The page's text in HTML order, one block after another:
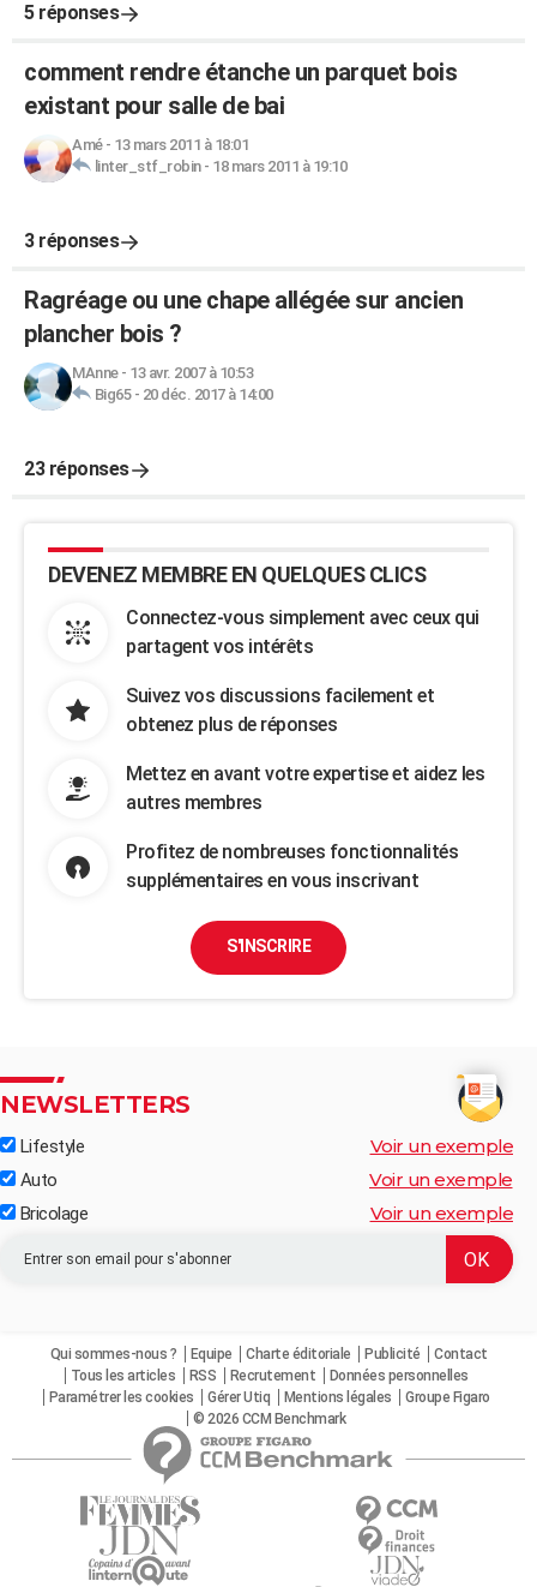
5 réponses
comment rendre étanche un parquet bois
existant pour salle de bai
Amé- 13 mars 2011 à 18:01
linter_stf_robin- 18 mars 2011 à 19:10
3 réponses
Ragréage ou une chape allégée sur ancien
plancher bois ?
MAnne- 13 avr. 2007 à 10:53
Big65- 20 déc. 2017 à 14:00
23 réponses
DEVENEZ MEMBRE EN QUELQUES CLICS
Connectez-vous simplement avec ceux qui
partagent vos intérêts
Suivez vos discussions facilement et
obtenez plus de réponses
Mettez en avant votre expertise et aidez les
autres membres
Profitez de nombreuses fonctionnalités
supplémentaires en vous inscrivant
S'INSCRIRE
NEWSLETTERS
Lifestyle Voir un exemple
Auto Voir un exemple
Bricolage Voir un exemple
Qui sommes-nous ? Equipe Charte éditoriale Publicité
Contact
Tous les articles
RSS Recrutement
Données personnelles
Paramétrer les cookies
Gérer Utiq Mentions légales
Groupe Figaro
© 2026 CCM Benchmark